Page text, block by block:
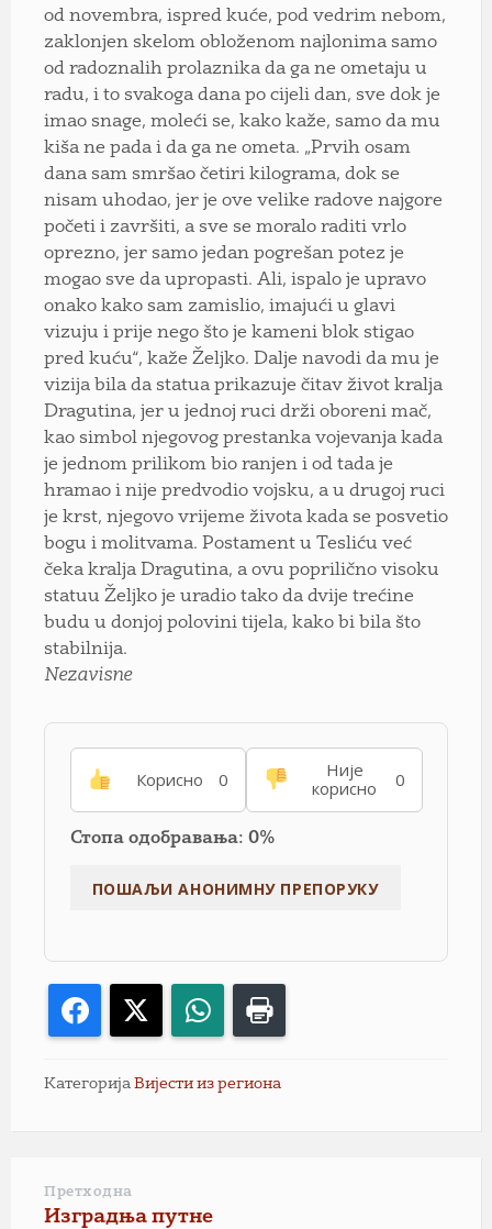
od novembra, ispred kuće, pod vedrim nebom,
zaklonjen skelom obloženom najlonima samo
od radoznalih prolaznika da ga ne ometaju u
radu, i to svakoga dana po cijeli dan, sve dok je
imao snage, moleći se, kako kaže, samo da mu
kiša ne pada i da ga ne ometa. „Prvih osam
dana sam smršao četiri kilograma, dok se
nisam uhodao, jer je ove velike radove najgore
početi i završiti, a sve se moralo raditi vrlo
oprezno, jer samo jedan pogrešan potez je
mogao sve da upropasti. Ali, ispalo je upravo
onako kako sam zamislio, imajući u glavi
vizuju i prije nego što je kameni blok stigao
pred kuću“, kaže Željko. Dalje navodi da mu je
vizija bila da statua prikazuje čitav život kralja
Dragutina, jer u jednoj ruci drži oboreni mač,
kao simbol njegovog prestanka vojevanja kada
je jednom prilikom bio ranjen i od tada je
hramao i nije predvodio vojsku, a u drugoj ruci
je krst, njegovo vrijeme života kada se posvetio
bogu i molitvama. Postament u Tesliću već
čeka kralja Dragutina, a ovu poprilično visoku
statuu Željko je uradio tako da dvije trećine
budu u donjoj polovini tijela, kako bi bila što
stabilnija.
Nezavisne
Корисно 0
Није
корисно
0
Стопа одобравања: 0%
Facebook WhatsApp
Категорија Вијести из региона
Претходна
Изградња путне